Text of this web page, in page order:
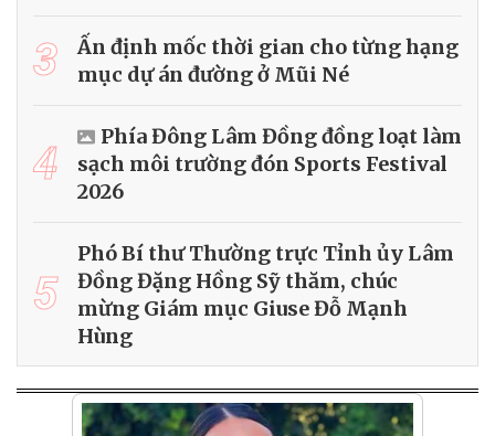
3
Ấn định mốc thời gian cho từng hạng
mục dự án đường ở Mũi Né
4
Phía Đông Lâm Đồng đồng loạt làm
sạch môi trường đón Sports Festival
2026
5
Phó Bí thư Thường trực Tỉnh ủy Lâm
Đồng Đặng Hồng Sỹ thăm, chúc
mừng Giám mục Giuse Đỗ Mạnh
Hùng